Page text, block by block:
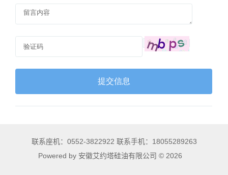
联系座机：0552-3822922 联系手机：18055289263
Powered by 安徽艾约塔硅油有限公司 © 2026